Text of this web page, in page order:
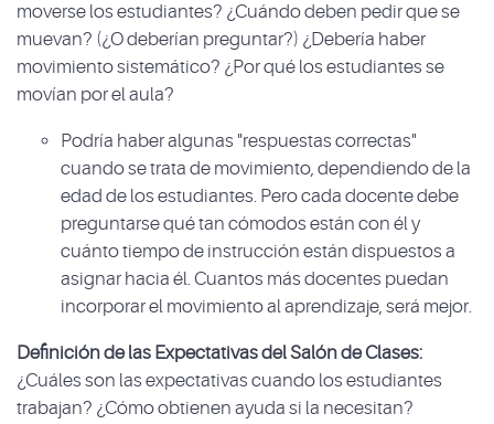
moverse los estudiantes? ¿Cuándo deben pedir que se
muevan? (¿O deberían preguntar?) ¿Debería haber
movimiento sistemático? ¿Por qué los estudiantes se
movían por el aula?
Podría haber algunas "respuestas correctas"
cuando se trata de movimiento, dependiendo de la
edad de los estudiantes. Pero cada docente debe
preguntarse qué tan cómodos están con él y
cuánto tiempo de instrucción están dispuestos a
asignar hacia él. Cuantos más docentes puedan
incorporar el movimiento al aprendizaje, será mejor.
Definición de las Expectativas del Salón de Clases:
¿Cuáles son las expectativas cuando los estudiantes
trabajan? ¿Cómo obtienen ayuda si la necesitan?